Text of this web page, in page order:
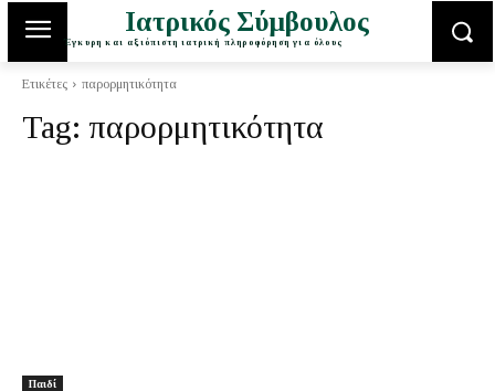
Ιατρικός Σύμβουλος
Έγκυρη και αξιόπιστη ιατρική πληροφόρηση για όλους
Ετικέτες παρορμητικότητα
Tag: παρορμητικότητα
Παιδί